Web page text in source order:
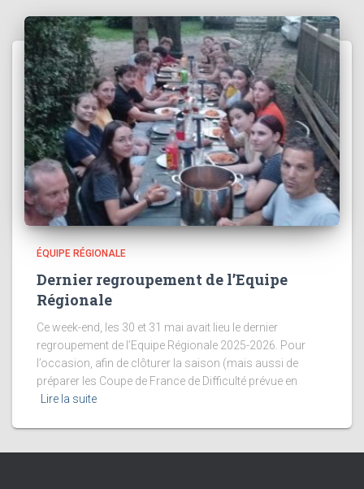
ÉQUIPE RÉGIONALE
Dernier regroupement de l’Equipe
Régionale
Ce week-end, les 30 et 31 mai avait lieu le dernier
regroupement de l’Equipe Régionale 2025-2026. Pour
l’occasion, afin de clôturer la saison (mais aussi de
préparer les Coupe de France de Difficulté prévue en
Lire la suite